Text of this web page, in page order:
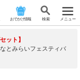
おでかけ情報 検 索 メニュー
ット】
とみらいフェスティバ